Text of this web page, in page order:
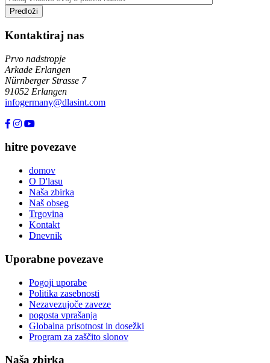
Kontaktiraj nas
Prvo nadstropje
Arkade Erlangen
Nürnberger Strasse 7
91052 Erlangen
infogermany@dlasint.com
hitre povezave
domov
O D'lasu
Naša zbirka
Naš obseg
Trgovina
Kontakt
Dnevnik
Uporabne povezave
Pogoji uporabe
Politika zasebnosti
Nezavezujoče zaveze
pogosta vprašanja
Globalna prisotnost in dosežki
Program za zaščito slonov
Naša zbirka